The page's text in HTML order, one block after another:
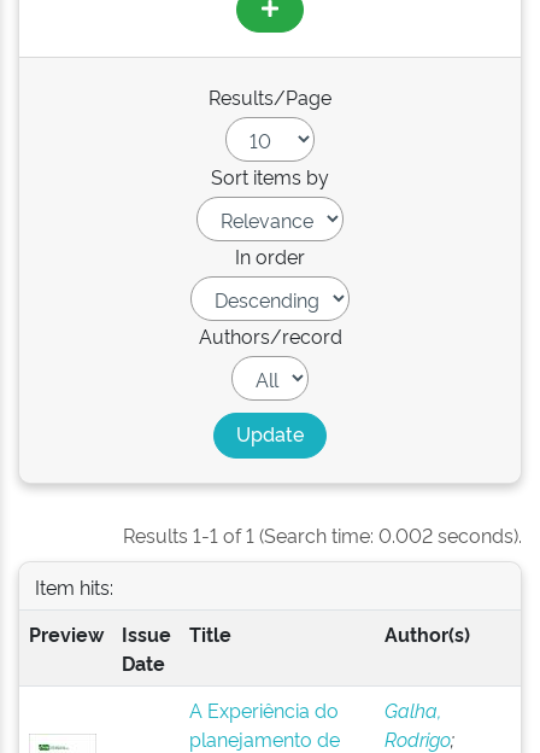
Results/Page
Sort items by
In order
Authors/record
Results 1-1 of 1 (Search time: 0.002 seconds).
Item hits:
Preview
Issue
Date
Title Author(s)
A Experiência do
planejamento de
Galha,
Rodrigo;